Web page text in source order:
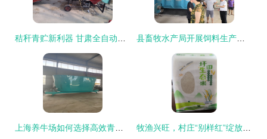
秸秆青贮新利器 甘肃全自动打捆包膜机助推农业现代化 县畜牧水产局开展饲料生产企业安全生产专项检查 强化畜牧渔业饲料销售环节监管
上海养牛场如何选择高效青贮饲料搅拌机？TMR畜牧饲料搅拌机助力现代养殖业升级 牧渔兴旺，村庄“别样红”绽放产业新景